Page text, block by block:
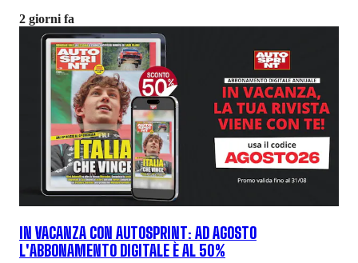
2 giorni fa
IN VACANZA CON AUTOSPRINT: AD AGOSTO
L'ABBONAMENTO DIGITALE È AL 50%